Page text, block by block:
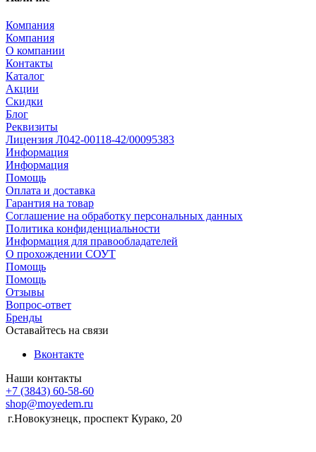
Компания
Компания
О компании
Контакты
Каталог
Акции
Скидки
Блог
Реквизиты
Лицензия Л042-00118-42/00095383
Информация
Информация
Помощь
Оплата и доставка
Гарантия на товар
Соглашение на обработку персональных данных
Политика конфиденциальности
Информация для правообладателей
О прохождении СОУТ
Помощь
Помощь
Отзывы
Вопрос-ответ
Бренды
Оставайтесь на связи
Вконтакте
Наши контакты
+7 (3843) 60-58-60
shop@moyedem.ru
г.Новокузнецк, проспект Курако, 20